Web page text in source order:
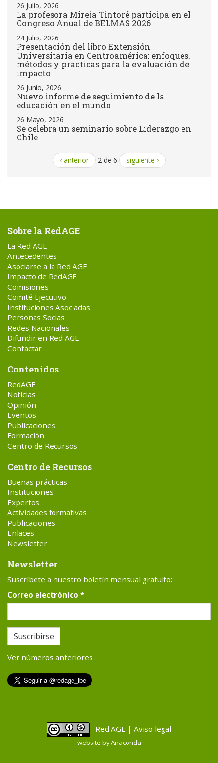
26 Julio, 2026
La profesora Mireia Tintoré participa en el
Congreso Anual de BELMAS 2026
24 Julio, 2026
Presentación del libro Extensión
Universitaria en Centroamérica: enfoques,
métodos y prácticas para la evaluación de
impacto
26 Junio, 2026
Nuevo informe de seguimiento de la
educación en el mundo
26 Mayo, 2026
Se celebra un seminario sobre Liderazgo en
Chile
‹ anterior 2 de 6 siguiente ›
Sobre la RedAGE
La Red AGE
Antecedentes
Asociarse a la Red AGE
Impacto de RedAGE
Comisiones
Comité Ejecutivo
Instituciones Asociadas
Personas Socias
Redes Nacionales
Difundir en Red AGE
Contactar
Contenidos
RedAGE
Noticias
Opinión
Eventos
Publicaciones
Formación
Centro de Recursos
Centro de Recursos
Buenas prácticas
Instituciones
Expertos
Actividades formativas
Publicaciones
Enlaces
Newsletter
Newsletter
Suscríbete a nuestro boletín mensual gratuito:
Correo electrónico *
Suscribirse
Ver números anteriores
Red AGE | Aviso legal
website byAnaconda